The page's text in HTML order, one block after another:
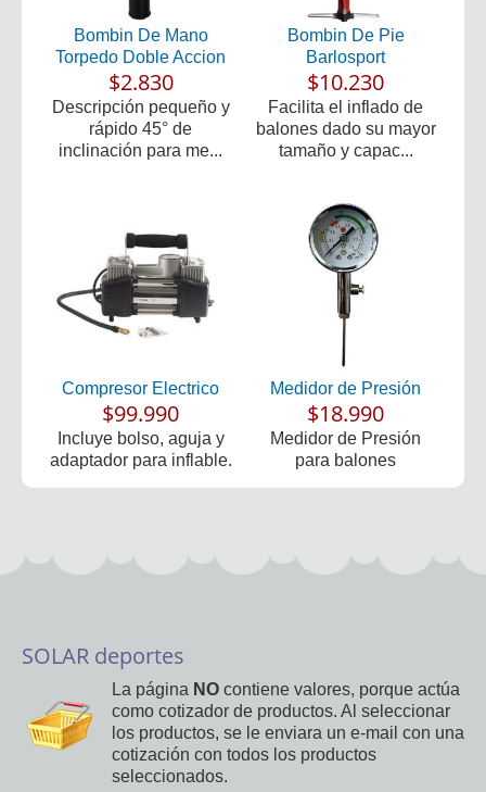
Bombin De Mano
Torpedo Doble Accion
$2.830
Descripción pequeño y
rápido 45° de
inclinación para me...
Bombin De Pie
Barlosport
$10.230
Facilita el inflado de
balones dado su mayor
tamaño y capac...
Compresor Electrico
$99.990
Incluye bolso, aguja y
adaptador para inflable.
Medidor de Presión
$18.990
Medidor de Presión
para balones
SOLAR deportes
La página NO contiene valores, porque actúa
como cotizador de productos. Al seleccionar
los productos, se le enviara un e-mail con una
cotización con todos los productos
seleccionados.